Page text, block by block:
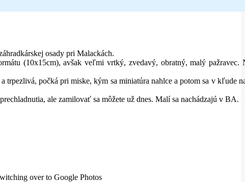
osady pri Malackách.
(10x15cm), avšak veľmi vrtký, zvedavý, obratný, malý pažravec.
trpezlivá, počká pri miske, kým sa miniatúra nahlce a potom sa v kľude
ale zamilovať sa môžete už dnes. Malí sa nachádzajú v BA.
over to Google Photos